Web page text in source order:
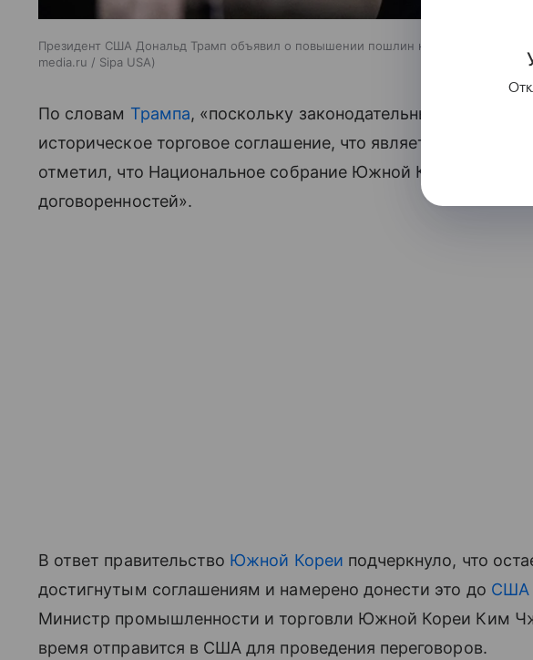
Президент США Дональд Трамп объявил о повышении пошлин на автомобили из
media.ru / Sipa USA
По словам Трампа, «поскольку законодательный орган
историческое торговое соглашение, что является его
отметил, что Национальное собрание Южной Кореи «не
договоренностей».
В ответ правительство Южной Кореи подчеркнуло, что
достигнутым соглашениям и намерено донести это до США
Министр промышленности и торговли Южной Кореи Ким
время отправится в США для проведения переговоров.